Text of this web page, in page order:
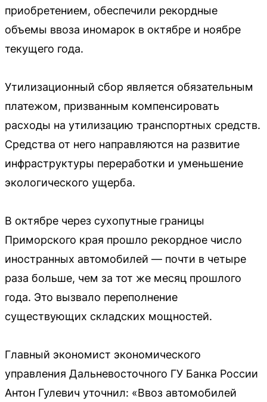
приобретением, обеспечили рекордные
объемы ввоза иномарок в октябре и ноябре
текущего года.
Утилизационный сбор является обязательным
платежом, призванным компенсировать
расходы на утилизацию транспортных средств.
Средства от него направляются на развитие
инфраструктуры переработки и уменьшение
экологического ущерба.
В октябре через сухопутные границы
Приморского края прошло рекордное число
иностранных автомобилей — почти в четыре
раза больше, чем за тот же месяц прошлого
года. Это вызвало переполнение
существующих складских мощностей.
Главный экономист экономического
управления Дальневосточного ГУ Банка России
Антон Гулевич уточнил: «Ввоз автомобилей